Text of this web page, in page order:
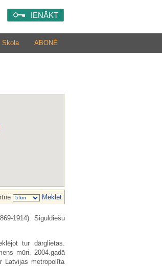
IENĀKT
ABONĒ
Skola
Meklēt
1914). Siguldiešu
tur dārglietas.
mūri. 2004.gadā
Latvijas metropolīta